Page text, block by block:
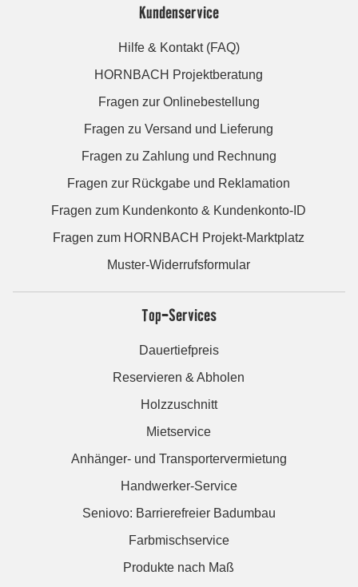
Kundenservice
Hilfe & Kontakt (FAQ)
HORNBACH Projektberatung
Fragen zur Onlinebestellung
Fragen zu Versand und Lieferung
Fragen zu Zahlung und Rechnung
Fragen zur Rückgabe und Reklamation
Fragen zum Kundenkonto & Kundenkonto-ID
Fragen zum HORNBACH Projekt-Marktplatz
Muster-Widerrufsformular
Top-Services
Dauertiefpreis
Reservieren & Abholen
Holzzuschnitt
Mietservice
Anhänger- und Transportervermietung
Handwerker-Service
Seniovo: Barrierefreier Badumbau
Farbmischservice
Produkte nach Maß